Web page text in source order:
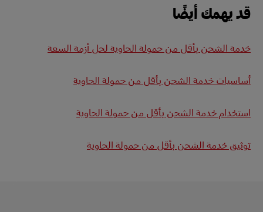
قد يهمك أيضًا
خدمة الشحن بأقل من حمولة الحاوية لحل أزمة السعة
أساسيات خدمة الشحن بأقل من حمولة الحاوية
استخدام خدمة الشحن بأقل من حمولة الحاوية
توثيق خدمة الشحن بأقل من حمولة الحاوية